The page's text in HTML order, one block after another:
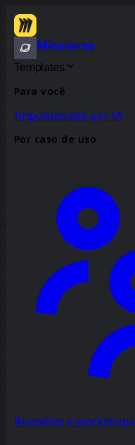
Miroverse
Templates
Para você
Impulsionado por IA
Por caso de uso
Reuniões e workshops